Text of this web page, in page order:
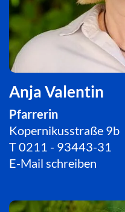
Anja Valentin
Pfarrerin
Kopernikusstraße 9b
T0211 - 93443-31
E-Mail schreiben